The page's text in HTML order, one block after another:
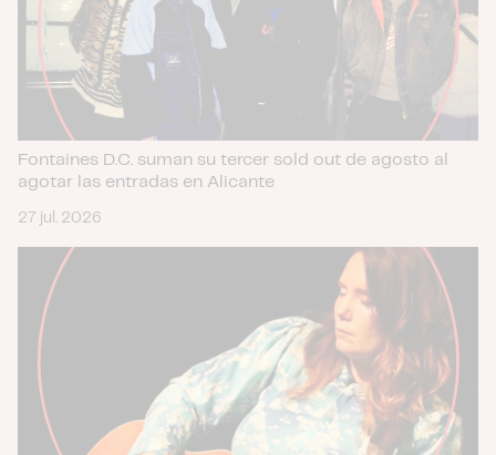
Fontaines D.C. suman su tercer sold out de agosto al
agotar las entradas en Alicante
27 jul. 2026